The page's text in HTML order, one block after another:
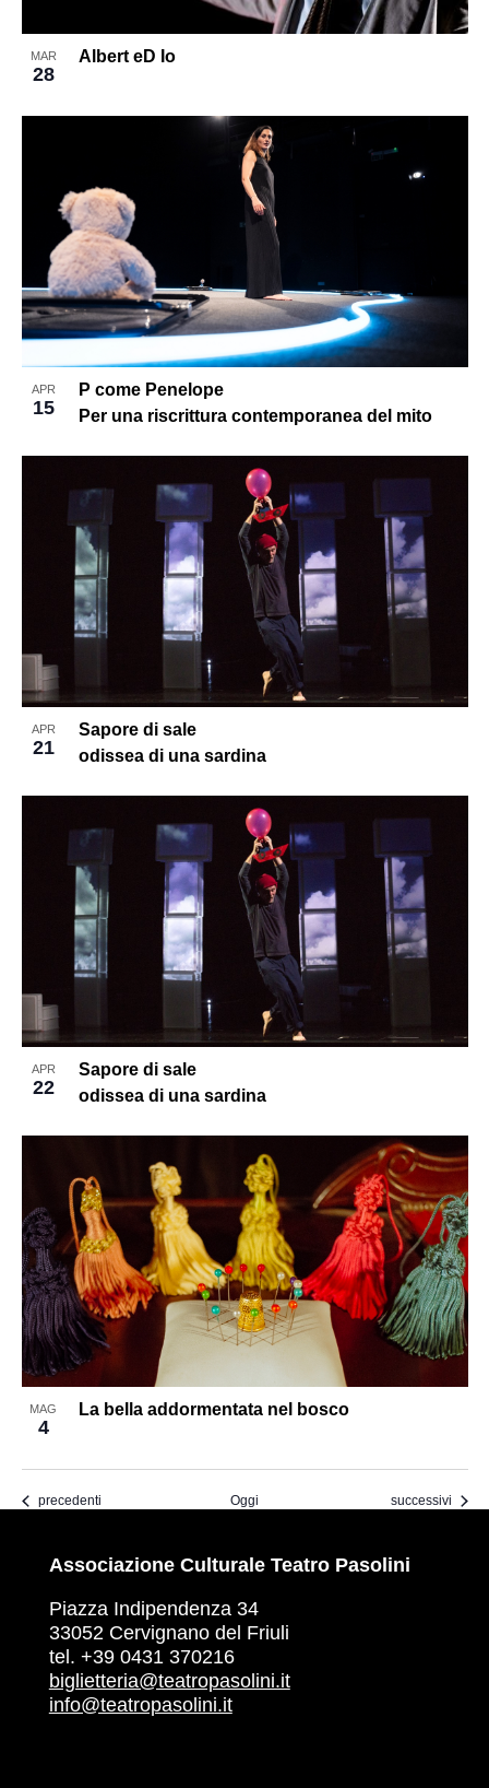
MAR
28
Albert eD Io
APR
15
P come Penelope
Per una riscrittura contemporanea del mito
APR
21
Sapore di sale
odissea di una sardina
APR
22
Sapore di sale
odissea di una sardina
MAG
4
La bella addormentata nel bosco
Eventi
precedenti Oggi Eventi
successivi
Associazione Culturale Teatro Pasolini
Piazza Indipendenza 34
33052 Cervignano del Friuli
tel. +39 0431 370216
biglietteria@teatropasolini.it
info@teatropasolini.it